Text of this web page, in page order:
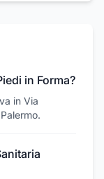
in Forma?
in Via